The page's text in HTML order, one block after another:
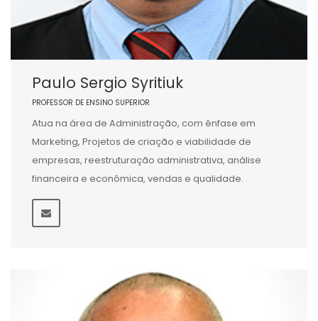
Paulo Sergio Syritiuk
PROFESSOR DE ENSINO SUPERIOR
Atua na área de Administração, com ênfase em
Marketing, Projetos de criação e viabilidade de
empresas, reestruturação administrativa, análise
financeira e econômica, vendas e qualidade.